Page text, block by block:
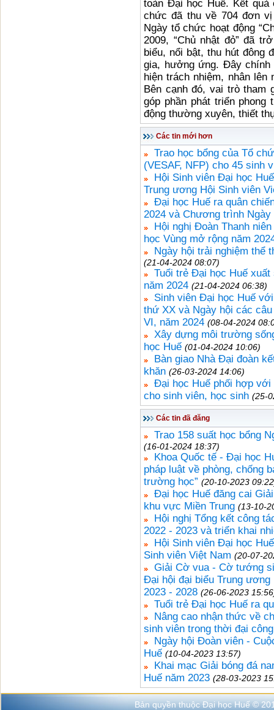
toàn Đại học Huế. Kết quả
chức đã thu về 704 đơn
Ngày tổ chức hoạt động
2009, “Chủ nhật đỏ” đã
biểu, nổi bật, thu hút đông
gia, hưởng ứng. Đây
hiện trách nhiệm, nhân
Bên cạnh đó, vai trò tham
góp phần phát triển phong
động thường xuyên, thiết
Các tin mới hơn
Trao học bổng của Tổ
(VESAF, NFP) cho 45 sinh
Hội Sinh viên Đại học
Trung ương Hội Sinh viên
Đại học Huế ra quân
2024 và Chương trình Ngày
Hội nghị Đoàn Thanh
học Vùng mở rộng năm
Ngày hội trải nghiệm thể
(21-04-2024 08:07)
Tuổi trẻ Đại học Huế
năm 2024 (21-04-2024 06:38)
Sinh viên Đại học Huế
thứ XX và Ngày hội các
VI, năm 2024 (08-04-2024
Xây dựng môi trường
học Huế (01-04-2024 10:06)
Bàn giao Nhà Đại đoàn
khăn (26-03-2024 14:06)
Đại học Huế phối hợp với
cho sinh viên, học sinh (25-
Các tin đã đăng
Trao 158 suất học bổng
(16-01-2024 18:37)
Khoa Quốc tế - Đại học
pháp luật về phòng, chống
trường học” (20-10-2023
Đại học Huế đăng cai
khu vực Miền Trung (13-10-
Hội nghị Tổng kết công
2022 - 2023 và triển khai
Hội Sinh viên Đại học
Sinh viên Việt Nam (20-07-
Giải Cờ vua - Cờ tướng
Đại hội đại biểu Trung
2023 - 2028 (26-06-2023
Tuổi trẻ Đại học Huế ra
Nâng cao nhận thức về
sinh viên trong thời đại
Ngày hội Đoàn viên -
Huế (10-04-2023 13:57)
Khai mạc Giải bóng đá
Huế năm 2023 (28-03-2023
Bản quyền thuộc Đại học Huế ©